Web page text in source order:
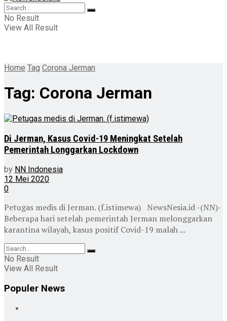
No Result
View All Result
Home Tag Corona Jerman
Tag: Corona Jerman
Di Jerman, Kasus Covid-19 Meningkat Setelah
Pemerintah Longgarkan Lockdown
by NN Indonesia
12 Mei 2020
0
Petugas medis di Jerman. (f.istimewa) NewsNesia.id -(NN)-
Beberapa hari setelah pemerintah Jerman melonggarkan
karantina wilayah, kasus positif Covid-19 malah ...
No Result
View All Result
Populer News